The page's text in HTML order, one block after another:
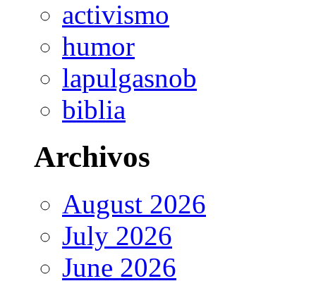
activismo
humor
lapulgasnob
biblia
Archivos
August 2026
July 2026
June 2026